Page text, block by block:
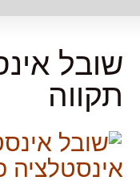
שובל
תקווה
אינסטלציה